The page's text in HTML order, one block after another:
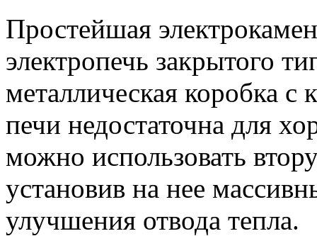
Простейшая
электропечь закрытого
металлическая коробка
печи недостаточна для
можно использовать
установив на нее
улучшения отвода тепла.